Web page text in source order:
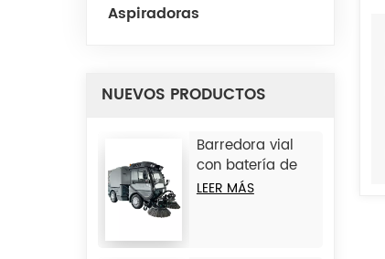
Aspiradoras
NUEVOS PRODUCTOS
Barredora vial
con batería de
litio JC-D9
LEER MÁS